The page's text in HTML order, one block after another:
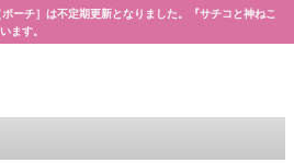
ーチ］は不定期更新となりました。『サチコと神ねこ
ます。